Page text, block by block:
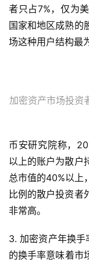
者只占7%，仅为
国家和地区成熟的
场这种用户结构最
加密资产市场投资
币安研究院称，
以上的账户为散户
总市值的40%以上
比例的散户投资者
非常高。
3. 加密资产年换
的换手率意味着